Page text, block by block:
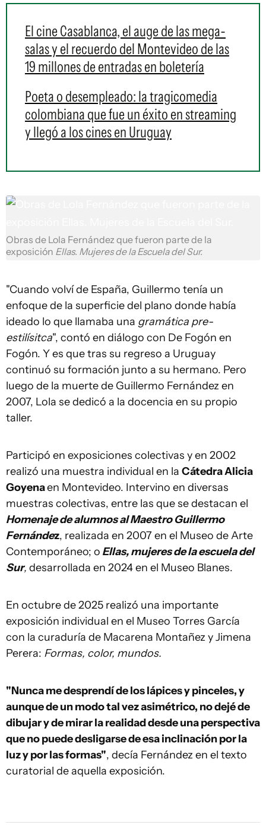
El cine Casablanca, el auge de las mega-
salas y el recuerdo del Montevideo de las
19 millones de entradas en boletería
Poeta o desempleado: la tragicomedia
colombiana que fue un éxito en streaming
y llegó a los cines en Uruguay
Obras de Lola Fernández que fueron parte de la
exposición Ellas. Mujeres de la Escuela del Sur.
"Cuando volví de España, Guillermo tenía un
enfoque de la superficie del plano donde había
ideado lo que llamaba una gramática pre-
estilísitca", contó en diálogo con De Fogón en
Fogón. Y es que tras su regreso a Uruguay
continuó su formación junto a su hermano. Pero
luego de la muerte de Guillermo Fernández en
2007, Lola se dedicó a la docencia en su propio
taller.
Participó en exposiciones colectivas y en 2002
realizó una muestra individual en la Cátedra Alicia
Goyenaen Montevideo. Intervino en diversas
muestras colectivas, entre las que se destacan el
Homenaje de alumnos al Maestro Guillermo
Fernández, realizada en 2007 en el Museo de Arte
Contemporáneo; o Ellas, mujeres de la escuela del
Sur, desarrollada en 2024 en el Museo Blanes.
En octubre de 2025 realizó una importante
exposición individual en el Museo Torres García
con la curaduría de Macarena Montañez y Jimena
Perera: Formas, color, mundos.
"Nunca me desprendí de los lápices y pinceles, y
aunque de un modo tal vez asimétrico, no dejé de
dibujar y de mirar la realidad desde una perspectiva
que no puede desligarse de esa inclinación por la
luz y por las formas", decía Fernández en el texto
curatorial de aquella exposición.